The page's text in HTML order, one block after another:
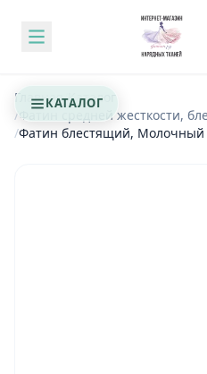
КАТАЛОГ
Поиск по сайту
Главная/Каталог
/Фатин средней жесткости,
/Фатин блестящий, Молочный